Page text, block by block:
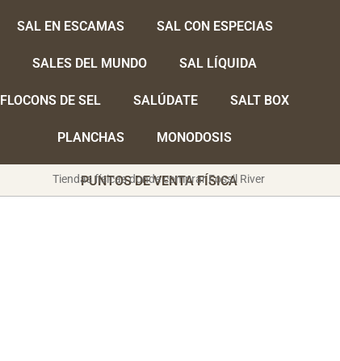
SAL EN ESCAMAS SAL CON ESPECIAS
SALES DEL MUNDO SAL LÍQUIDA
FLOCONS DE SEL SALÚDATE SALT BOX
PLANCHAS MONODOSIS
PUNTOS DE VENTA FÍSICA
Tiendas físicas donde comprar Fossil River